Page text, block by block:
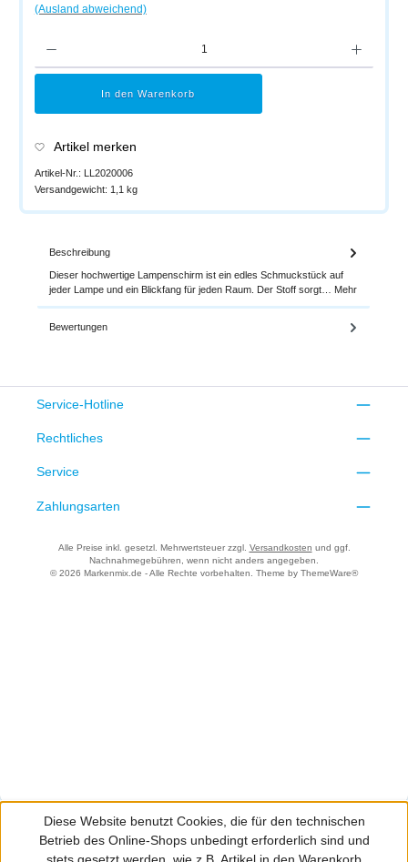
(Ausland abweichend)
In den Warenkorb
Artikel merken
Artikel-Nr.: LL2020006
Versandgewicht: 1,1 kg
Beschreibung
Dieser hochwertige Lampenschirm ist ein edles Schmuckstück auf
jeder Lampe und ein Blickfang für jeden Raum. Der Stoff sorgt… Mehr
Bewertungen
Service-Hotline
Rechtliches
Service
Zahlungsarten
Alle Preise inkl. gesetzl. Mehrwertsteuer zzgl. Versandkosten und ggf.
Nachnahmegebühren, wenn nicht anders angegeben.
© 2026 Markenmix.de - Alle Rechte vorbehalten. Theme by ThemeWare®
Diese Website benutzt Cookies, die für den technischen
Betrieb des Online-Shops unbedingt erforderlich sind und
stets gesetzt werden, wie z.B. Artikel in den Warenkorb